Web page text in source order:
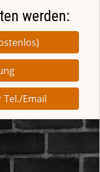
werden:
Email